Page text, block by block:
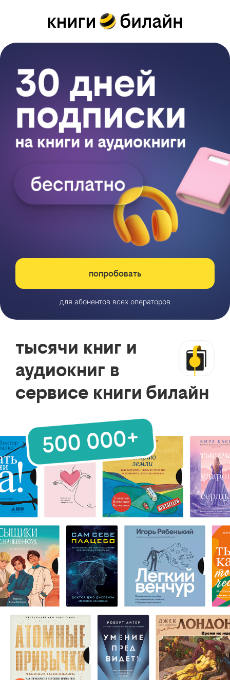
попробовать
для абонентов всех операторов
тысячи книг и
аудиокниг в
сервисе книги билайн